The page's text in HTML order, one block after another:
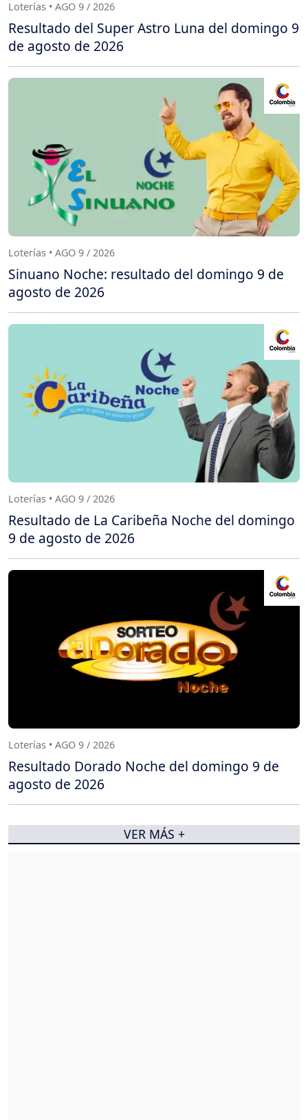
Loterías • AGO 9 / 2026
Resultado del Super Astro Luna del domingo 9
de agosto de 2026
Loterías • AGO 9 / 2026
Sinuano Noche: resultado del domingo 9 de
agosto de 2026
Loterías • AGO 9 / 2026
Resultado de La Caribeña Noche del domingo
9 de agosto de 2026
Loterías • AGO 9 / 2026
Resultado Dorado Noche del domingo 9 de
agosto de 2026
VER MÁS +